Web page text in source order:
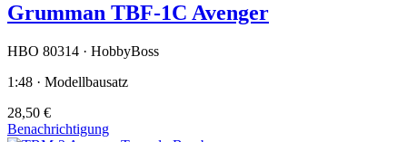
Grumman TBF-1C Avenger
HBO 80314 · HobbyBoss
1:48 · Modellbausatz
28,50 €
Benachrichtigung